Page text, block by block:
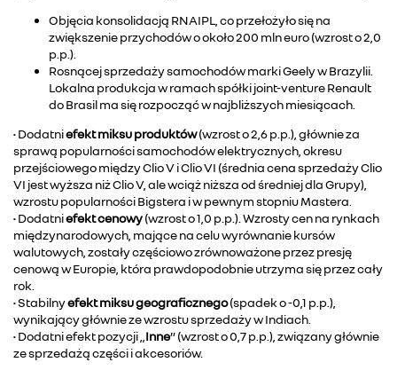
Objęcia konsolidacją RNAIPL, co przełożyło się na
zwiększenie przychodów o około 200 mln euro (wzrost o 2,0
p.p.).
Rosnącej sprzedaży samochodów marki Geely w Brazylii.
Lokalna produkcja w ramach spółki joint-venture Renault
do Brasil ma się rozpocząć w najbliższych miesiącach.
• Dodatniefekt miksu produktów(wzrost o 2,6 p.p.), głównie za
sprawą popularności samochodów elektrycznych, okresu
przejściowego między Clio V i Clio VI (średnia cena sprzedaży Clio
VI jest wyższa niż Clio V, ale wciąż niższa od średniej dla Grupy),
wzrostu popularności Bigstera i w pewnym stopniu Mastera.
• Dodatniefekt cenowy(wzrost o 1,0 p.p.). Wzrosty cen na rynkach
międzynarodowych, mające na celu wyrównanie kursów
walutowych, zostały częściowo zrównoważone przez presję
cenową w Europie, która prawdopodobnie utrzyma się przez cały
rok.
• Stabilnyefekt miksu geograficznego(spadek o -0,1 p.p.),
wynikający głównie ze wzrostu sprzedaży w Indiach.
• Dodatni efekt pozycji „ Inne” (wzrost o 0,7 p.p.), związany głównie
ze sprzedażą części i akcesoriów.